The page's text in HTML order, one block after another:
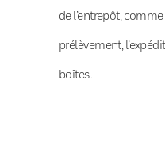
de l’entrepôt,
prélèvement,
boîtes.